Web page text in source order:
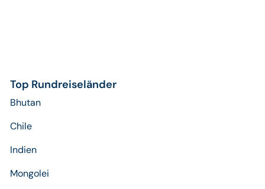
Top Rundreiseländer
Bhutan
Chile
Indien
Mongolei